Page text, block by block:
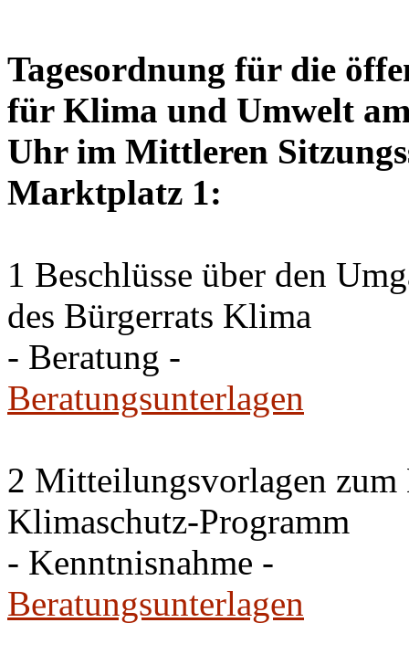
Tagesordnung für die
für Klima und Umwelt
Uhr im Mittleren
Marktplatz 1:
1 Beschlüsse über den
des Bürgerrats Klima
- Beratung -
Beratungsunterlagen
2 Mitteilungsvorlagen zum
Klimaschutz-Programm
- Kenntnisnahme -
Beratungsunterlagen